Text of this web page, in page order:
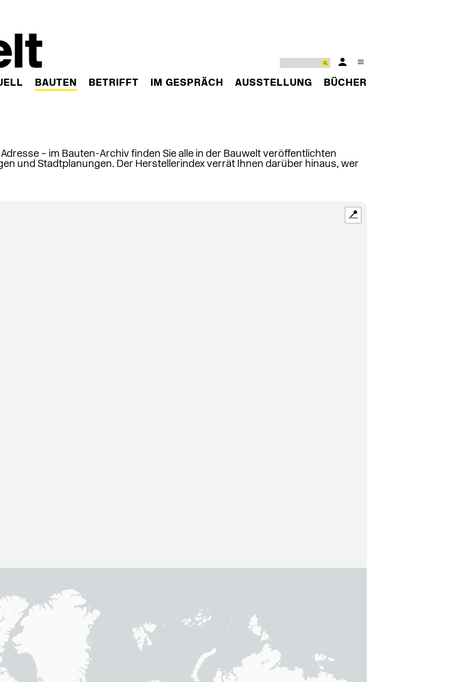
BAUTEN BETRIFFT IM GESPRÄCH AUSSTELLUNG BÜCHER
– im Bauten-Archiv finden Sie alle in der Bauwelt veröffentlichten
und Stadtplanungen. Der Herstellerindex verrät Ihnen darüber hinaus, wer
📍